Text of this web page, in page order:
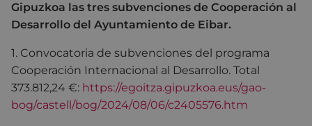
Gipuzkoa las tres subvenciones de Cooperación al
Desarrollo del Ayuntamiento de Eibar.
1. Convocatoria de subvenciones del programa
Cooperación Internacional al Desarrollo. Total
373.812,24 €: https://egoitza.gipuzkoa.eus/gao-
bog/castell/bog/2024/08/06/c2405576.htm